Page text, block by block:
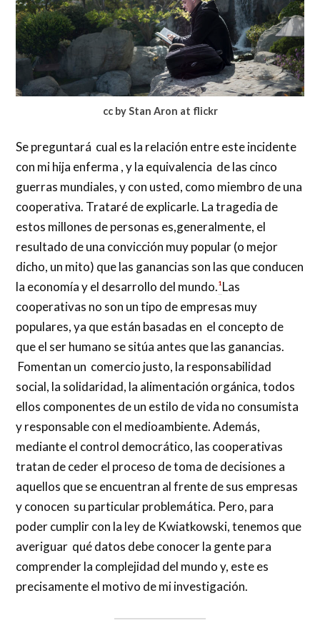
cc by Stan Aron at flickr
Se preguntará cual es la relación entre este incidente
con mi hija enferma , y la equivalencia de las cinco
guerras mundiales, y con usted, como miembro de una
cooperativa. Trataré de explicarle. La tragedia de
estos millones de personas es,generalmente, el
resultado de una convicción muy popular (o mejor
dicho, un mito) que las ganancias son las que conducen
la economía y el desarrollo del mundo.¹Las
cooperativas no son un tipo de empresas muy
populares, ya que están basadas en el concepto de
que el ser humano se sitúa antes que las ganancias.
Fomentan un comercio justo, la responsabilidad
social, la solidaridad, la alimentación orgánica, todos
ellos componentes de un estilo de vida no consumista
y responsable con el medioambiente. Además,
mediante el control democrático, las cooperativas
tratan de ceder el proceso de toma de decisiones a
aquellos que se encuentran al frente de sus empresas
y conocen su particular problemática. Pero, para
poder cumplir con la ley de Kwiatkowski, tenemos que
averiguar qué datos debe conocer la gente para
comprender la complejidad del mundo y, este es
precisamente el motivo de mi investigación.